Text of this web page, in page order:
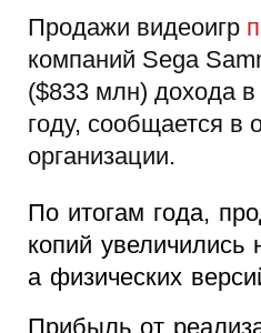
Продажи видеоигр
компаний Sega
($833 млн) дохода
году, сообщается в
организации.
По итогам года,
копий увеличились
а физических
Прибыль от